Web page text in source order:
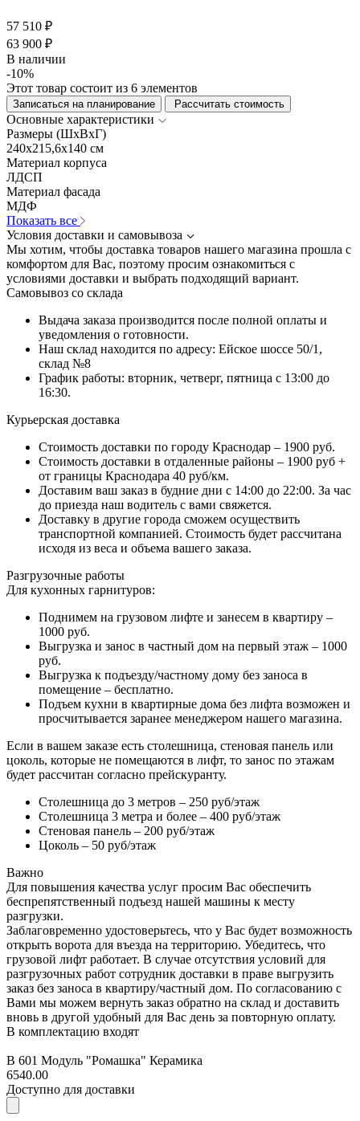
57 510 ₽
63 900 ₽
В наличии
-10%
Этот товар состоит из 6 элементов
Записаться на планирование Рассчитать стоимость
Основные характеристики
Размеры (ШхВхГ)
240x215,6x140 см
Материал корпуса
ЛДСП
Материал фасада
МДФ
Показать все
Условия доставки и самовывоза
Мы хотим, чтобы доставка товаров нашего магазина прошла с
комфортом для Вас, поэтому просим ознакомиться с
условиями доставки и выбрать подходящий вариант.
Самовывоз со склада
Выдача заказа производится после полной оплаты и
уведомления о готовности.
Наш склад находится по адресу: Ейское шоссе 50/1,
склад №8
График работы: вторник, четверг, пятница с 13:00 до
16:30.
Курьерская доставка
Стоимость доставки по городу Краснодар – 1900 руб.
Стоимость доставки в отдаленные районы – 1900 руб +
от границы Краснодара 40 руб/км.
Доставим ваш заказ в будние дни с 14:00 до 22:00. За час
до приезда наш водитель с вами свяжется.
Доставку в другие города сможем осуществить
транспортной компанией. Стоимость будет рассчитана
исходя из веса и объема вашего заказа.
Разгрузочные работы
Для кухонных гарнитуров:
Поднимем на грузовом лифте и занесем в квартиру –
1000 руб.
Выгрузка и занос в частный дом на первый этаж – 1000
руб.
Выгрузка к подъезду/частному дому без заноса в
помещение – бесплатно.
Подъем кухни в квартирные дома без лифта возможен и
просчитывается заранее менеджером нашего магазина.
Если в вашем заказе есть столешница, стеновая панель или
цоколь, которые не помещаются в лифт, то занос по этажам
будет рассчитан согласно прейскуранту.
Столешница до 3 метров – 250 руб/этаж
Столешница 3 метра и более – 400 руб/этаж
Стеновая панель – 200 руб/этаж
Цоколь – 50 руб/этаж
Важно
Для повышения качества услуг просим Вас обеспечить
беспрепятственный подъезд нашей машины к месту
разгрузки.
Заблаговременно удостоверьтесь, что у Вас будет возможность
открыть ворота для въезда на территорию. Убедитесь, что
грузовой лифт работает. В случае отсутствия условий для
разгрузочных работ сотрудник доставки в праве выгрузить
заказ без заноса в квартиру/частный дом. По согласованию с
Вами мы можем вернуть заказ обратно на склад и доставить
вновь в другой удобный для Вас день за повторную оплату.
В комплектацию входят
В 601 Модуль "Ромашка" Керамика
6540.00
Доступно для доставки